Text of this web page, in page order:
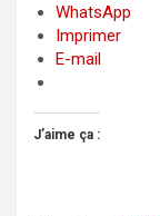
WhatsApp
Imprimer
E-mail
J’aime ça :